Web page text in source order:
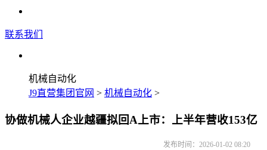
联系我们
机械自动化
J9直营集团官网 > 机械自动化 >
协做机械人企业越疆拟回A上市：上半年营收153亿
发布时间：2026-01-02 08:20